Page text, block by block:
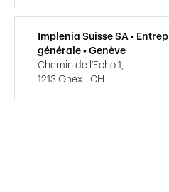
Implenia Suisse SA •
générale • Genève
Chemin de l'Echo 1,
1213 Onex - CH